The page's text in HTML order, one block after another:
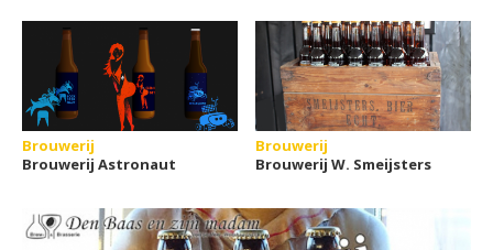
Brouwerij
Brouwerij Astronaut
Brouwerij
Brouwerij W. Smeijsters